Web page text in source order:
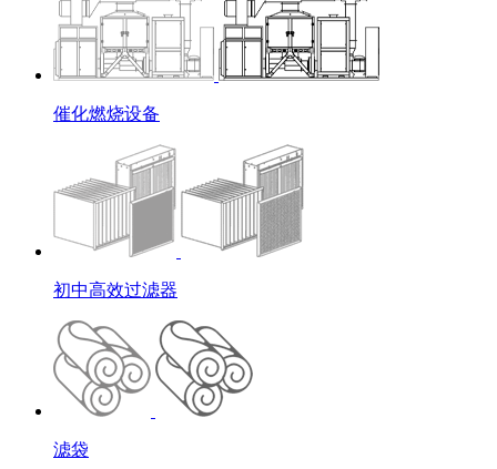
催化燃烧设备
初中高效过滤器
滤袋